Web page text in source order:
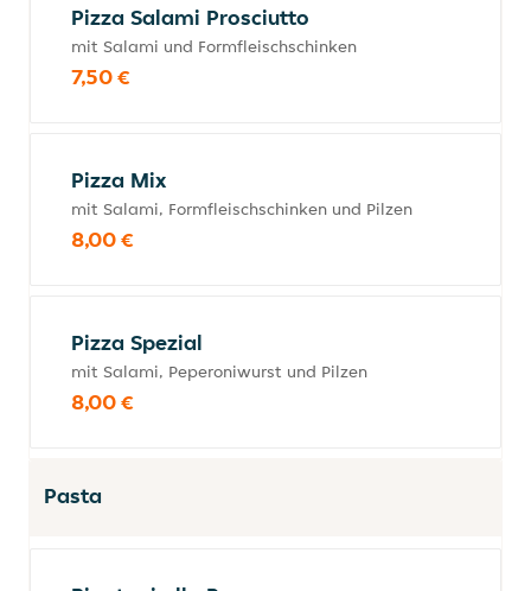
Pizza Salami Prosciutto
mit Salami und Formfleischschinken
7,50 €
Pizza Mix
mit Salami, Formfleischschinken und Pilzen
8,00 €
Pizza Spezial
mit Salami, Peperoniwurst und Pilzen
8,00 €
Pasta